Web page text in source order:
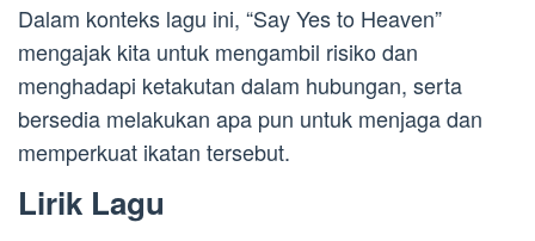
Dalam konteks lagu ini, “Say Yes to Heaven”
mengajak kita untuk mengambil risiko dan
menghadapi ketakutan dalam hubungan, serta
bersedia melakukan apa pun untuk menjaga dan
memperkuat ikatan tersebut.
Lirik Lagu